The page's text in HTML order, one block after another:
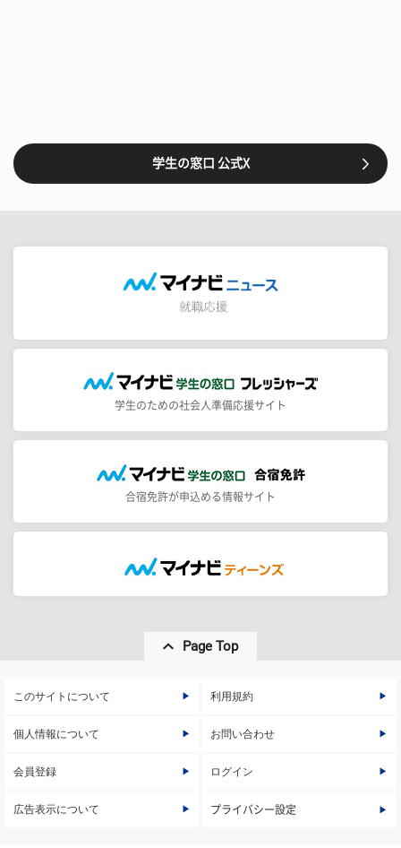
学生の窓口 公式X
学生のための社会人準備応援サイト
合宿免許が申込める情報サイト
Page Top
このサイトについて 利用規約
個人情報について お問い合わせ
会員登録 ログイン
広告表示について プライバシー設定